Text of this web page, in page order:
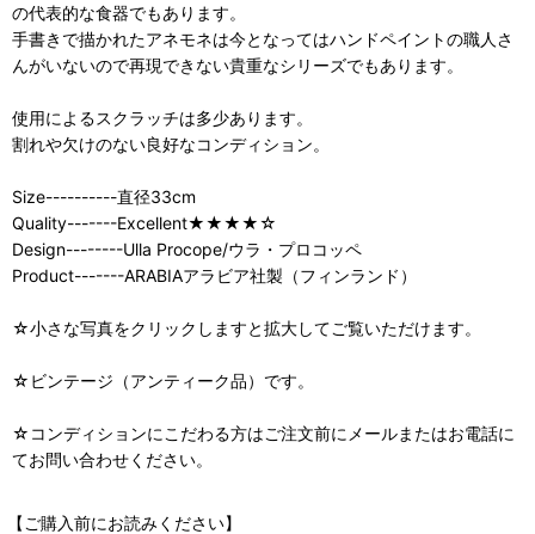
の代表的な食器でもあります。
手書きで描かれたアネモネは今となってはハンドペイントの職人さ
んがいないので再現できない貴重なシリーズでもあります。
使用によるスクラッチは多少あります。
割れや欠けのない良好なコンディション。
Size----------直径33cm
Quality-------Excellent★★★★☆
Design--------Ulla Procope/ウラ・プロコッペ
Product-------ARABIAアラビア社製（フィンランド）
☆小さな写真をクリックしますと拡大してご覧いただけます。
☆ビンテージ（アンティーク品）です。
☆コンディションにこだわる方はご注文前にメールまたはお電話に
てお問い合わせください。
【ご購入前にお読みください】